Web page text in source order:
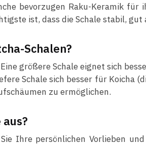
bevorzugen Raku-Keramik
ist, dass die Schale stabil,
Schalen?
größere Schale eignet sich
Schale sich besser für Koicha
zu ermöglichen.
Ihre persönlichen Vorlieben